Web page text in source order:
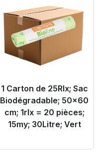
Product Link
1 Carton de 25Rlx; Sac
Biodégradable; 50x60
cm; 1rlx = 20 pièces;
15my; 30Litre; Vert